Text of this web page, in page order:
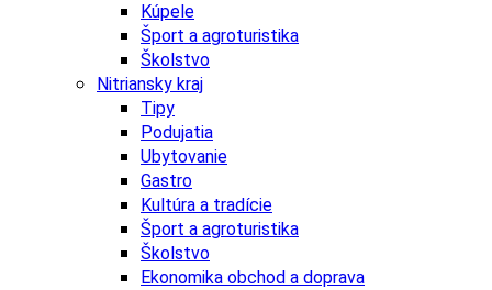
Kúpele
Šport a agroturistika
Školstvo
Nitriansky kraj
Tipy
Podujatia
Ubytovanie
Gastro
Kultúra a tradície
Šport a agroturistika
Školstvo
Ekonomika obchod a doprava